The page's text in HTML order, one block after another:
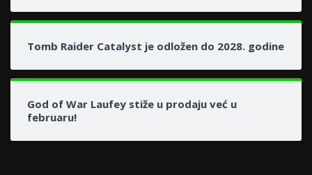
Tomb Raider Catalyst je odložen do 2028. godine
God of War Laufey stiže u prodaju već u
februaru!